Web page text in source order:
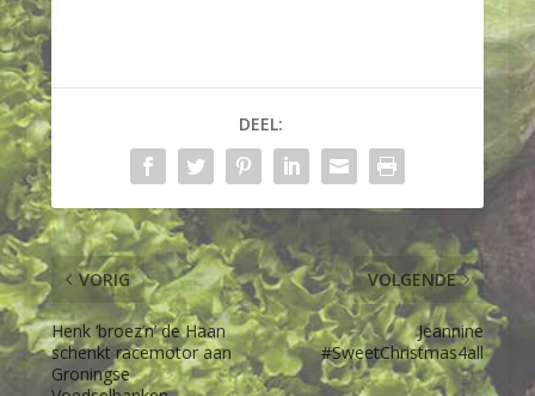
DEEL:
VORIG
Henk ‘broez’n’ de Haan
schenkt racemotor aan
Groningse
VOLGENDE
Jeannine
#SweetChristmas4all